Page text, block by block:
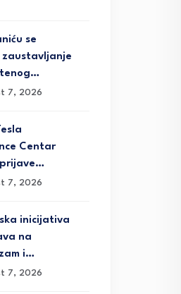
se
zaustavljanje
7, 2026
Centar
7, 2026
inicijativa
na
i…
7, 2026